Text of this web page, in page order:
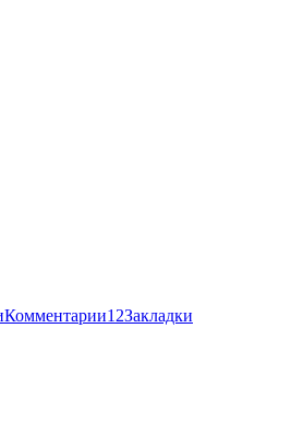
Комментарии12Закладки